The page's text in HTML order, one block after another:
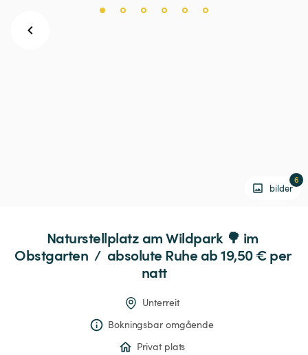
bilder
6
NaturstellplatzamWildpark 🌳 im
Obstgarten / absolute Ruhe ab 19,50 € per
natt
Unterreit
Bokningsbar omgående
Privat plats